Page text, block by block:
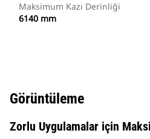
Maksimum Kazı Derinliği
6140 mm
Görüntüleme
Zorlu Uygulamalar için